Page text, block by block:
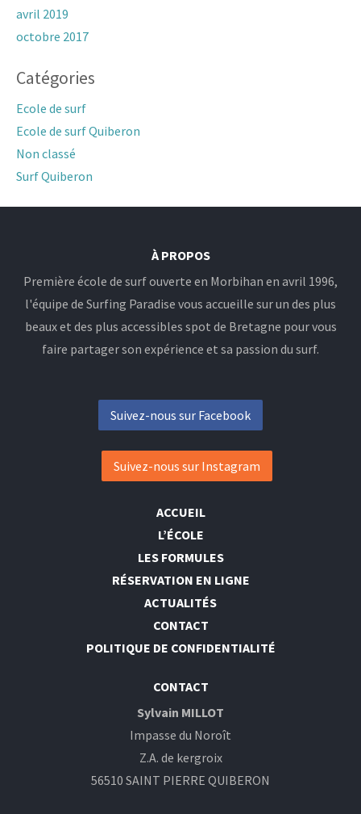
avril 2019
octobre 2017
Catégories
Ecole de surf
Ecole de surf Quiberon
Non classé
Surf Quiberon
À PROPOS
Première école de surf ouverte en Morbihan en avril 1996,
l'équipe de Surfing Paradise vous accueille sur un des plus
beaux et des plus accessibles spot de Bretagne pour vous
faire partager son expérience et sa passion du surf.
Suivez-nous sur Facebook
Suivez-nous sur Instagram
ACCUEIL
L’ÉCOLE
LES FORMULES
RÉSERVATION EN LIGNE
ACTUALITÉS
CONTACT
POLITIQUE DE CONFIDENTIALITÉ
CONTACT
Sylvain MILLOT
Impasse du Noroît
Z.A. de kergroix
56510 SAINT PIERRE QUIBERON